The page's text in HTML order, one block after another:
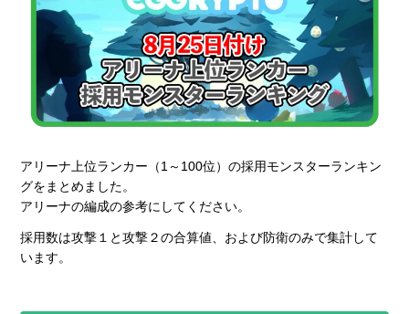
アリーナ上位ランカー（1～100位）の採用モンスターランキン
グをまとめました。
アリーナの編成の参考にしてください。
採用数は攻撃１と攻撃２の合算値、および防衛のみで集計して
います。